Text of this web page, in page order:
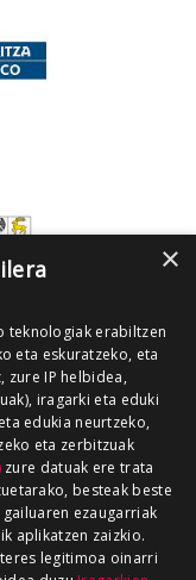
×
teknologiak erabiltzen
eta eskuratzeko, eta
IP helbidea,
iragarki eta eduki
edukia neurtzeko,
eta zerbitzuak
zure datuak ere trata
besteak beste
ezaugarriak
aplikatzen zaizkio.
legitimoa oinarri